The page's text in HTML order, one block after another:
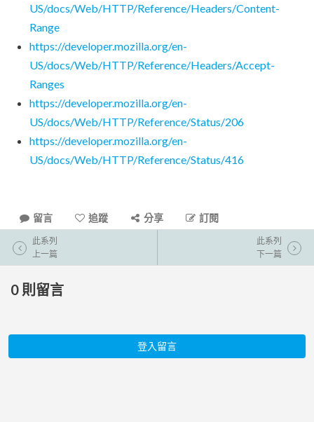
US/docs/Web/HTTP/Reference/Headers/Content-
Range
https://developer.mozilla.org/en-
US/docs/Web/HTTP/Reference/Headers/Accept-
Ranges
https://developer.mozilla.org/en-
US/docs/Web/HTTP/Reference/Status/206
https://developer.mozilla.org/en-
US/docs/Web/HTTP/Reference/Status/416
留言 追蹤 分享 訂閱
此系列
上一篇
此系列
下一篇
0 則留言
登入留言